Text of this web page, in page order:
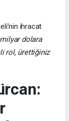
ihracat
dolara
rol, ürettiğiniz